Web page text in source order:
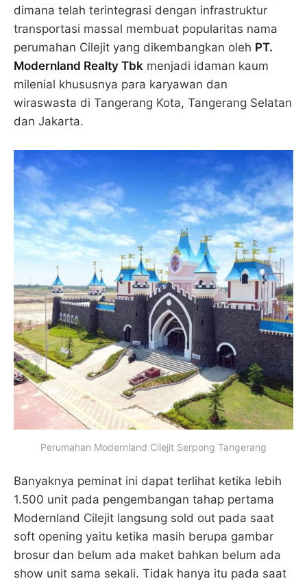
dimana telah terintegrasi dengan infrastruktur
transportasi massal membuat popularitas nama
perumahan Cilejit yang dikembangkan oleh PT.
Modernland Realty Tbk menjadi idaman kaum
milenial khususnya para karyawan dan
wiraswasta di Tangerang Kota, Tangerang Selatan
dan Jakarta.
Perumahan Modernland Cilejit Serpong Tangerang
Banyaknya peminat ini dapat terlihat ketika lebih
1.500 unit pada pengembangan tahap pertama
Modernland Cilejit langsung sold out pada saat
soft opening yaitu ketika masih berupa gambar
brosur dan belum ada maket bahkan belum ada
show unit sama sekali. Tidak hanya itu pada saat